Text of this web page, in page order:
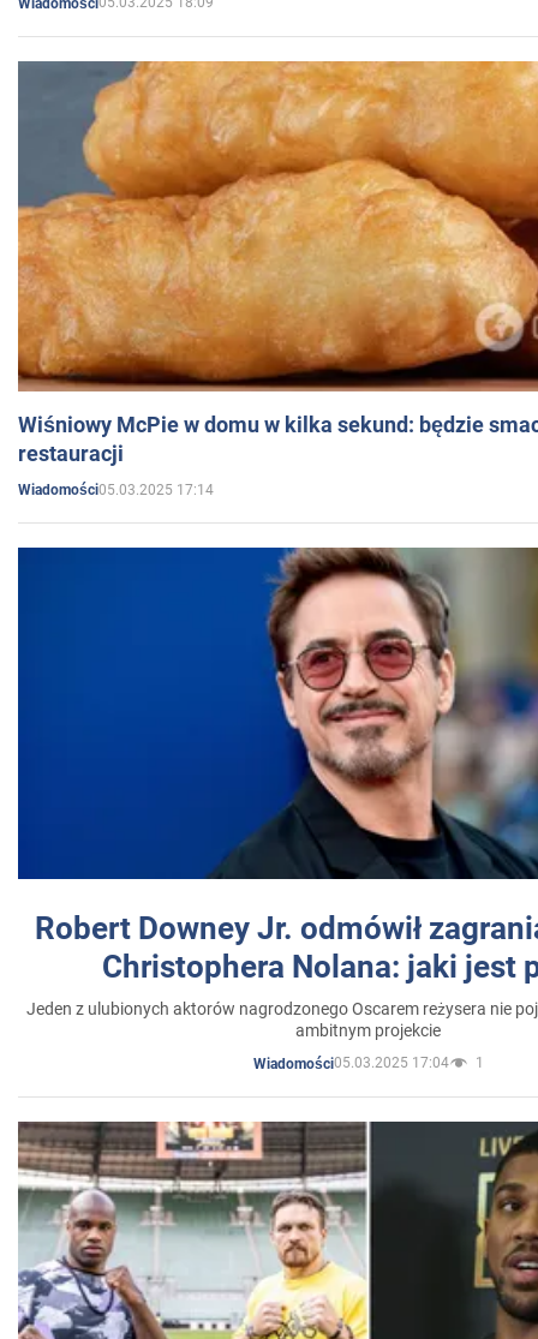
Wiśniowy McPie w domu w kilka sekund: będzie
restauracji
Wiadomości05.03.2025 17:14
Robert Downey Jr. odmówił
Christophera Nolana: jaki jest
Jeden z ulubionych aktorów nagrodzonego Oscarem reżysera nie
ambitnym projekcie
Wiadomości05.03.2025 17:04 1